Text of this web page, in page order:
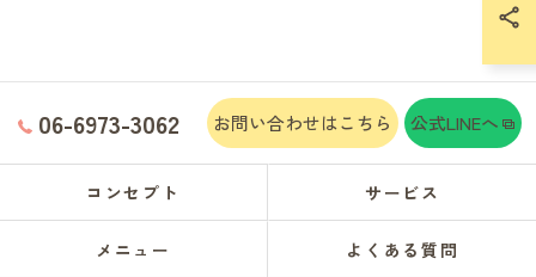
06-6973-3062 お問い合わせはこちら 公式LINEへ
コンセプト サービス
メニュー よくある質問